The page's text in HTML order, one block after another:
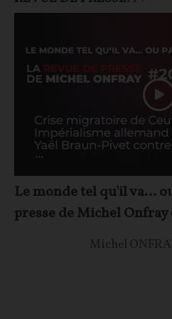
Le monde tel qu'il va…
presse de Michel Onfray
Michel